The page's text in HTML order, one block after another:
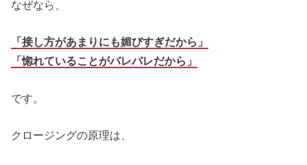
なぜなら、
「接し方があまりにも媚びすぎだから」
「惚れていることがバレバレだから」
です。
クロージングの原理は、